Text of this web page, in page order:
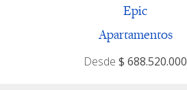
Epic
Apartamentos
Desde$ 688.520.000